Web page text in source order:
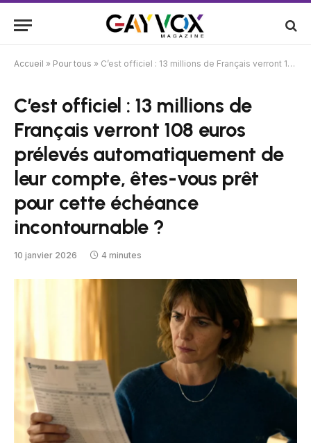
Accueil » Pour tous » C’est officiel : 13 millions de Français verront 108 euros prélevés automatiquement de leur compte, êtes-vous prêt pour cette échéance incontournable ?
C’est officiel : 13 millions de
Français verront 108 euros
prélevés automatiquement de
leur compte, êtes-vous prêt
pour cette échéance
incontournable ?
10 janvier 2026 4 minutes